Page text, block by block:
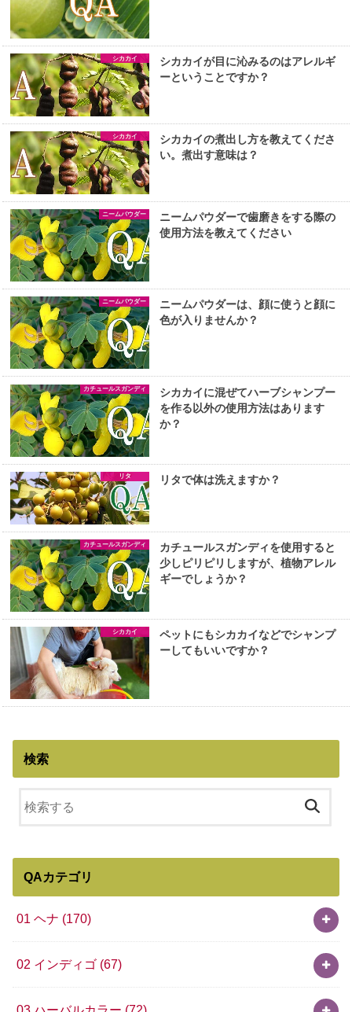
シカカイ
シカカイが目に沁みるのはアレルギ
ーということですか？
シカカイ
シカカイの煮出し方を教えてくださ
い。煮出す意味は？
ニームパウダー
ニームパウダーで歯磨きをする際の
使用方法を教えてください
ニームパウダー
ニームパウダーは、顔に使うと顔に
色が入りませんか？
カチュールスガンディ
シカカイに混ぜてハーブシャンプー
を作る以外の使用方法はあります
か？
リタ リタで体は洗えますか？
カチュールスガンディ
カチュールスガンディを使用すると
少しピリピリしますが、植物アレル
ギーでしょうか？
シカカイ
ペットにもシカカイなどでシャンプ
ーしてもいいですか？
検索
QAカテゴリ
01 ヘナ (170)
02 インディゴ (67)